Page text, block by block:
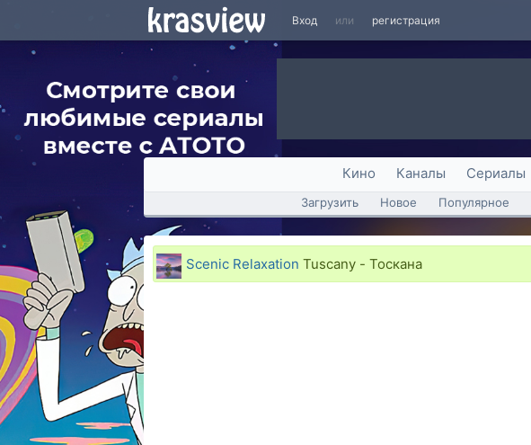
Вход или регистрация
Кино Каналы Сериалы
Загрузить Новое Популярное
Scenic Relaxation Tuscany - Тоскана